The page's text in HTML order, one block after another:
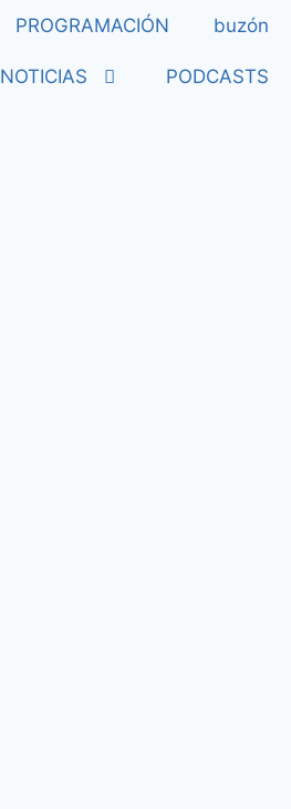
PROGRAMACIÓN buzón
NOTICIAS PODCASTS